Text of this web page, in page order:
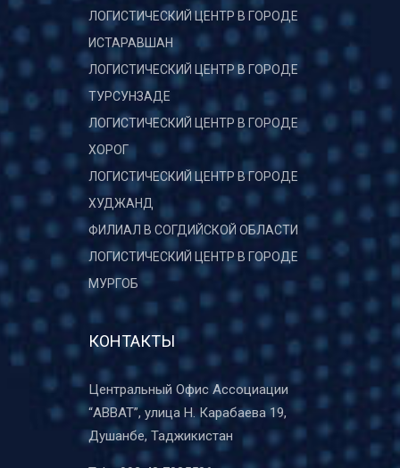
ЛОГИСТИЧЕСКИЙ ЦЕНТР В ГОРОДЕ
ИСТАРАВШАН
ЛОГИСТИЧЕСКИЙ ЦЕНТР В ГОРОДЕ
ТУРСУНЗАДЕ
ЛОГИСТИЧЕСКИЙ ЦЕНТР В ГОРОДЕ
ХОРОГ
ЛОГИСТИЧЕСКИЙ ЦЕНТР В ГОРОДЕ
ХУДЖАНД
ФИЛИАЛ В СОГДИЙСКОЙ ОБЛАСТИ
ЛОГИСТИЧЕСКИЙ ЦЕНТР В ГОРОДЕ
МУРГОБ
КОНТАКТЫ
Центральный Офис Ассоциации
“ABBAT”, улица Н. Карабаева 19,
Душанбе, Таджикистан